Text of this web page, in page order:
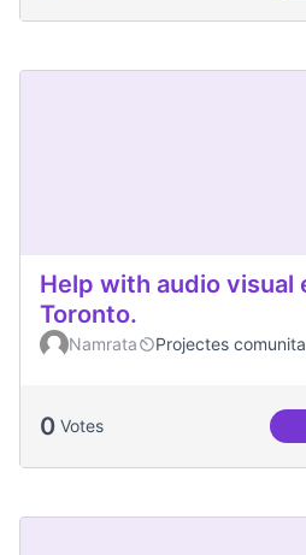
Help with audio visual
Toronto.
Namrata Projectes
0 Votes